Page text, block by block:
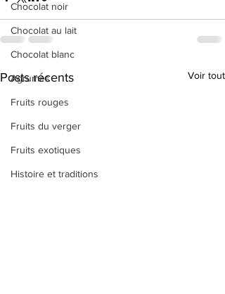
Chocolat noir
Chocolat au lait
Chocolat blanc
Agrumes
Fruits rouges
Fruits du verger
Fruits exotiques
Histoire et traditions
Posts récents Voir tout